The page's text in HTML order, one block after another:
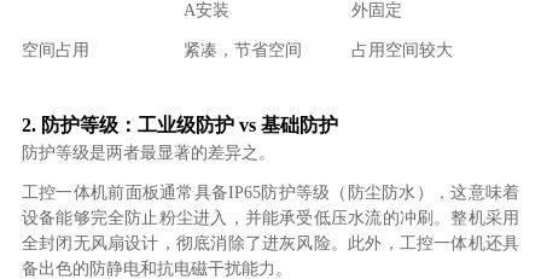
A安装
外固定
空间占用 紧凑，节省空间 占用空间较大
2. 防护等级：工业级防护 vs 基础防护
防护等级是两者最显著的差异之。
工控一体机前面板通常具备IP65防护等级（防尘防水），这意味着
设备能够完全防止粉尘进入，并能承受低压水流的冲刷。整机采用
全封闭无风扇设计，彻底消除了进灰风险。此外，工控一体机还具
备出色的防静电和抗电磁干扰能力。